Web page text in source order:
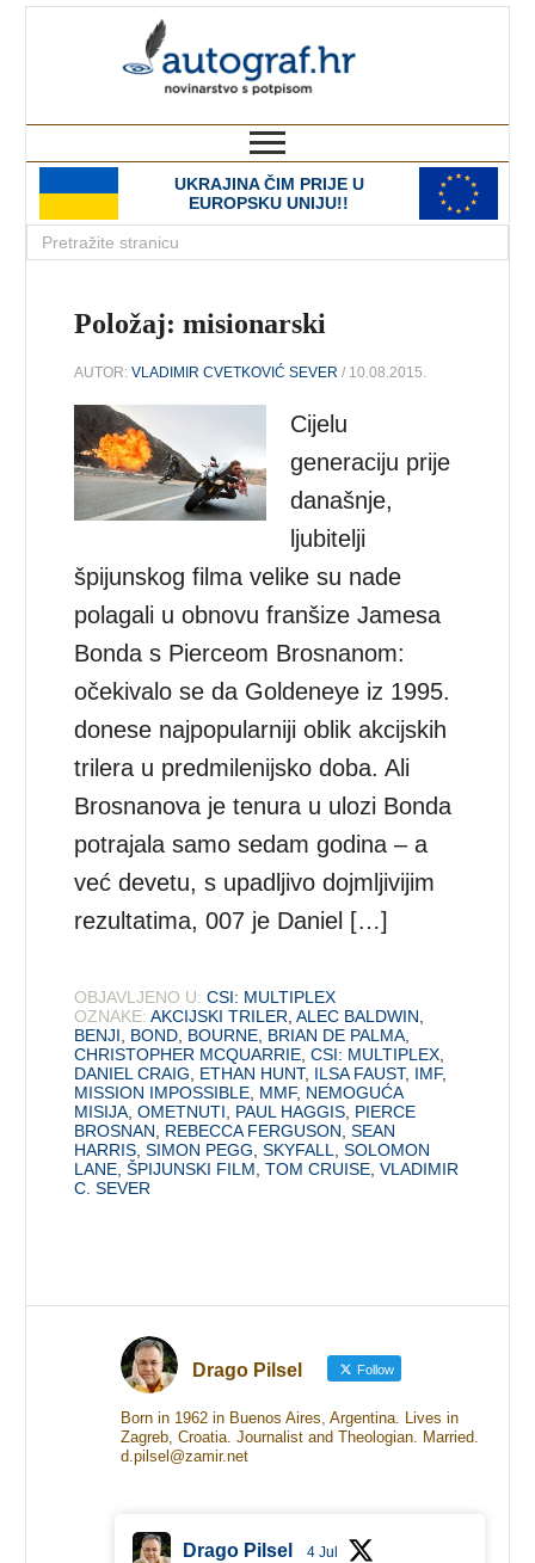
UKRAJINA ČIM PRIJE U
EUROPSKU UNIJU!!
Položaj: misionarski
AUTOR:VLADIMIR CVETKOVIĆ SEVER / 10.08.2015.
Cijelu
generaciju prije
današnje,
ljubitelji
špijunskog filma velike su nade
polagali u obnovu franšize Jamesa
Bonda s Pierceom Brosnanom:
očekivalo se da Goldeneye iz 1995.
donese najpopularniji oblik akcijskih
trilera u predmilenijsko doba. Ali
Brosnanova je tenura u ulozi Bonda
potrajala samo sedam godina – a
već devetu, s upadljivo dojmljivijim
rezultatima, 007 je Daniel […]
OBJAVLJENO U: CSI: MULTIPLEX
OZNAKE: AKCIJSKI TRILER ,ALEC BALDWIN
BENJI
BOND BOURNE BRIAN DE PALMA
CHRISTOPHER MCQUARRIE ,CSI: MULTIPLEX
DANIEL CRAIG
ETHAN HUNT, ILSA FAUST, IMF,
MISSION IMPOSSIBLE MMF, NEMOGUĆA
MISIJA ,OMETNUTI PAUL HAGGIS PIERCE
BROSNAN
REBECCA FERGUSON ,SEAN
HARRIS ,SIMON PEGG ,SKYFALL ,SOLOMON
LANE ,ŠPIJUNSKI FILM ,TOM CRUISE ,VLADIMIR
C. SEVER
Drago Pilsel Follow
Born in 1962 in Buenos Aires, Argentina. Lives in
Zagreb, Croatia. Journalist and Theologian. Married.
d.pilsel@zamir.net
Drago Pilsel 4 Jul